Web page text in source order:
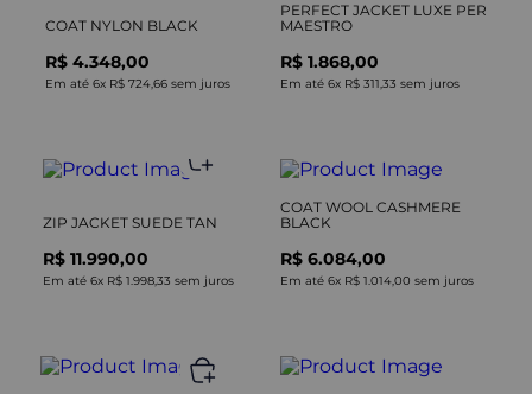
COAT NYLON BLACK
R$ 4.348,00
Em até 6x R$ 724,66 sem juros
PERFECT JACKET LUXE PER
MAESTRO
R$ 1.868,00
Em até 6x R$ 311,33 sem juros
ZIP JACKET SUEDE TAN
R$ 11.990,00
Em até 6x R$ 1.998,33 sem juros
COAT WOOL CASHMERE
BLACK
R$ 6.084,00
Em até 6x R$ 1.014,00 sem juros